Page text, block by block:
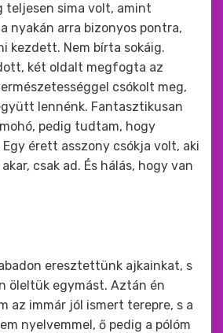
teljesen sima volt, amint
nyakán arra bizonyos pontra,
kezdett. Nem bírta sokáig.
két oldalt megfogta az
csókolt meg,
lennénk. Fantasztikusan
pedig tudtam, hogy
érett asszony csókja volt, aki
csak ad. És hálás, hogy van
eresztettünk ajkainkat, s
öleltük egymást. Aztán én
az immár jól ismert terepre, s a
nyelvemmel, ő pedig a pólóm